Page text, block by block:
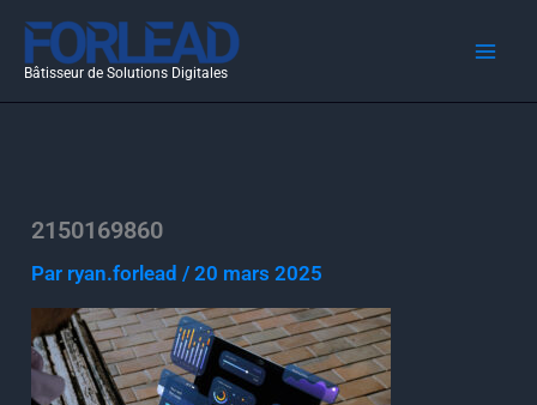
Aller
contenu
Bâtisseur de Solutions Digitales
2150169860
Par ryan.forlead/20 mars 2025